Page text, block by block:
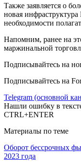
Также заявляется о
новая
необходимости
Напомним, ранее на
маржинальной
Подписывайтесь на
Подписывайтесь на
Telegram (основной
Нашли ошибку в
CTRL+ENTER
Материалы по теме
Оборот бессрочных
2023 года